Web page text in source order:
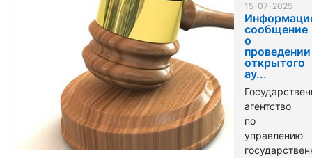
15-07-2025
сообщение
о
проведении
открытого
ау...
агентство
по
управлению